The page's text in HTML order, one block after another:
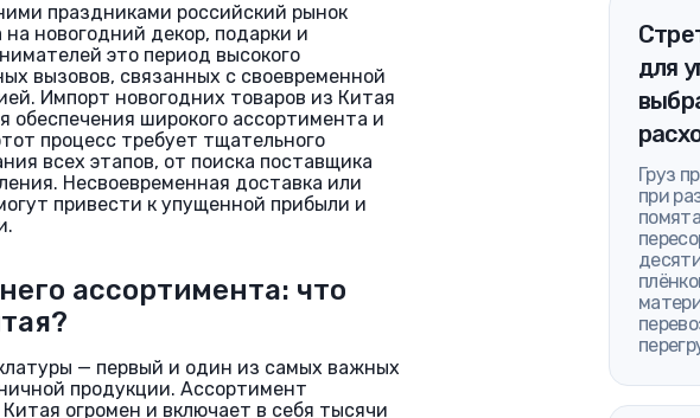
праздниками российский рынок
новогодний декор, подарки и
это период высокого
вызовов, связанных с своевременной
Импорт новогодних товаров из Китая
обеспечения широкого ассортимента и
процесс требует тщательного
всех этапов, от поиска поставщика
Несвоевременная доставка или
привести к упущенной прибыли и
ассортимента: что
— первый и один из самых важных
продукции. Ассортимент
огромен и включает в себя тысячи
для
Груз
при